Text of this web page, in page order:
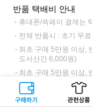
구매하기 관련상품
반품 택배비 안내
휴대폰/쓱페이 결제는
전체 반품시 : 초기 무
최초 구매 5만원 이상,
도서산간 6,000원)
최초 구매 5만원 이상,
도서산간 6,000원)
최초 구매 5만원 미만,